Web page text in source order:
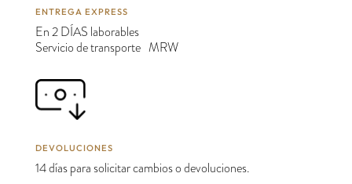
ENTREGA EXPRESS
En 2 DÍAS laborables
Servicio de transporte MRW
DEVOLUCIONES
14 días para solicitar cambios o devoluciones.